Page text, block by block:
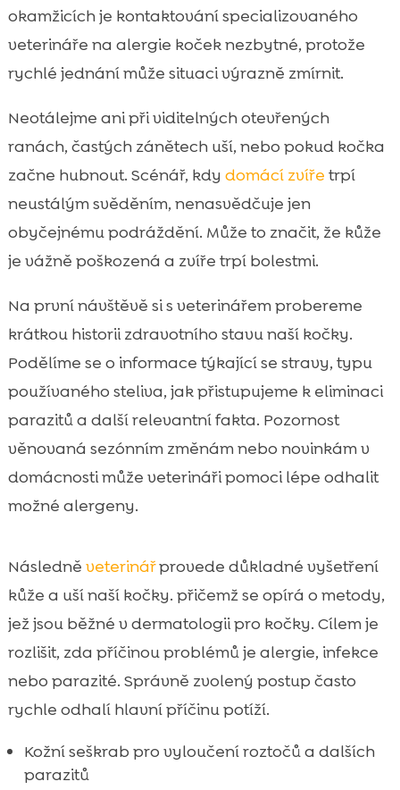
okamžicích je kontaktování specializovaného
veterináře na alergie koček nezbytné, protože
rychlé jednání může situaci výrazně zmírnit.
Neotálejme ani při viditelných otevřených
ranách, častých zánětech uší, nebo pokud kočka
začne hubnout. Scénář, kdy domácí zvíře trpí
neustálým svěděním, nenasvědčuje jen
obyčejnému podráždění. Může to značit, že kůže
je vážně poškozená a zvíře trpí bolestmi.
Na první návštěvě si s veterinářem probereme
krátkou historii zdravotního stavu naší kočky.
Podělíme se o informace týkající se stravy, typu
používaného steliva, jak přistupujeme k eliminaci
parazitů a další relevantní fakta. Pozornost
věnovaná sezónním změnám nebo novinkám v
domácnosti může veterináři pomoci lépe odhalit
možné alergeny.
Následně veterinářprovede důkladné vyšetření
kůže a uší naší kočky. přičemž se opírá o metody,
jež jsou běžné v dermatologii pro kočky. Cílem je
rozlišit, zda příčinou problémů je alergie, infekce
nebo parazité. Správně zvolený postup často
rychle odhalí hlavní příčinu potíží.
Kožní seškrab pro vyloučení roztočů a dalších
parazitů